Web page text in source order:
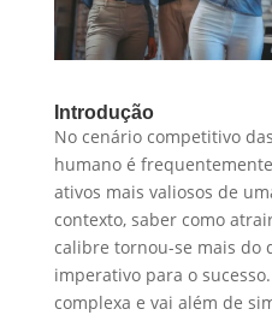
Introdução
No cenário competitivo
humano é
ativos mais valiosos de
contexto, saber como
calibre tornou-se mais do
imperativo para o
complexa e vai além de